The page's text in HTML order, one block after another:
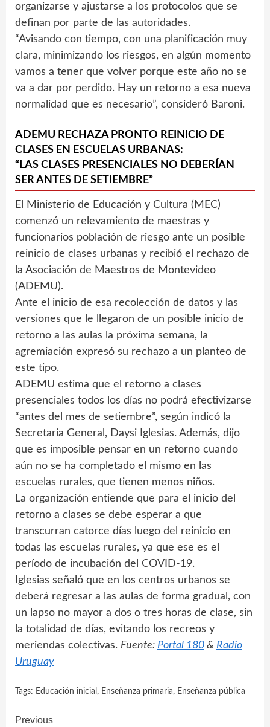
organizarse y ajustarse a los protocolos que se
definan por parte de las autoridades.
“Avisando con tiempo, con una planificación muy
clara, minimizando los riesgos, en algún momento
vamos a tener que volver porque este año no se
va a dar por perdido. Hay un retorno a esa nueva
normalidad que es necesario”, consideró Baroni.
ADEMU RECHAZA PRONTO REINICIO DE
CLASES EN ESCUELAS URBANAS:
“LAS CLASES PRESENCIALES NO DEBERÍAN
SER ANTES DE SETIEMBRE”
El Ministerio de Educación y Cultura (MEC)
comenzó un relevamiento de maestras y
funcionarios población de riesgo ante un posible
reinicio de clases urbanas y recibió el rechazo de
la Asociación de Maestros de Montevideo
(ADEMU).
Ante el inicio de esa recolección de datos y las
versiones que le llegaron de un posible inicio de
retorno a las aulas la próxima semana, la
agremiación expresó su rechazo a un planteo de
este tipo.
ADEMU estima que el retorno a clases
presenciales todos los días no podrá efectivizarse
“antes del mes de setiembre”, según indicó la
Secretaria General, Daysi Iglesias. Además, dijo
que es imposible pensar en un retorno cuando
aún no se ha completado el mismo en las
escuelas rurales, que tienen menos niños.
La organización entiende que para el inicio del
retorno a clases se debe esperar a que
transcurran catorce días luego del reinicio en
todas las escuelas rurales, ya que ese es el
período de incubación del COVID-19.
Iglesias señaló que en los centros urbanos se
deberá regresar a las aulas de forma gradual, con
un lapso no mayor a dos o tres horas de clase, sin
la totalidad de días, evitando los recreos y
meriendas colectivas. Fuente: Portal 180 & Radio
Uruguay
Tags: Educación inicial , Enseñanza primaria, Enseñanza pública
Continue
Previous